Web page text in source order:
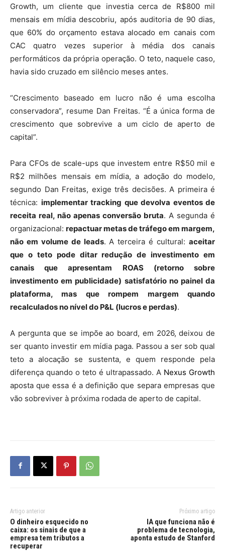
Growth, um cliente que investia cerca de R$800 mil
mensais em mídia descobriu, após auditoria de 90 dias,
que 60% do orçamento estava alocado em canais com
CAC quatro vezes superior à média dos canais
performáticos da própria operação. O teto, naquele caso,
havia sido cruzado em silêncio meses antes.
“Crescimento baseado em lucro não é uma escolha
conservadora”, resume Dan Freitas. “É a única forma de
crescimento que sobrevive a um ciclo de aperto de
capital”.
Para CFOs de scale-ups que investem entre R$50 mil e
R$2 milhões mensais em mídia, a adoção do modelo,
segundo Dan Freitas, exige três decisões. A primeira é
técnica: implementar tracking que devolva eventos de
receita real, não apenas conversão bruta. A segunda é
organizacional: repactuar metas de tráfego em margem,
não em volume de leads. A terceira é cultural:aceitar
que o teto pode ditar redução de investimento em
canais que apresentam ROAS (retorno sobre
investimento em publicidade) satisfatório no painel da
plataforma, mas que rompem margem quando
recalculados no nível do P&L (lucros e perdas).
A pergunta que se impõe ao board, em 2026, deixou de
ser quanto investir em mídia paga. Passou a ser sob qual
teto a alocação se sustenta, e quem responde pela
diferença quando o teto é ultrapassado. A Nexus Growth
aposta que essa é a definição que separa empresas que
vão sobreviver à próxima rodada de aperto de capital.
Artigo anterior
O dinheiro esquecido no
caixa: os sinais de que a
empresa tem tributos a
recuperar
Próximo artigo
IA que funciona não é
problema de tecnologia,
aponta estudo de Stanford